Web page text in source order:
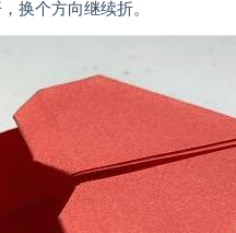
换个方向继续折。